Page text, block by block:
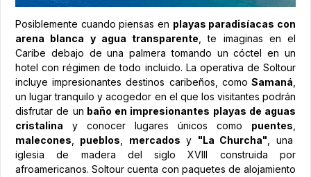
Posiblemente cuando piensas en playas paradisíacas con
arena blanca y agua transparente , te imaginas en el
Caribe debajo de una palmera tomando un cóctel en un
hotel con régimen de todo incluido. La operativa de Soltour
incluye impresionantes destinos caribeños, como Samaná
un lugar tranquilo y acogedor en el que los visitantes podrán
disfrutar de un baño en impresionantes playas de aguas
cristalina y conocer lugares únicos como puentes
malecones
pueblos mercados y "La Churcha" , una
iglesia de madera del siglo XVIII construida por
afroamericanos. Soltour cuenta con paquetes de alojamiento